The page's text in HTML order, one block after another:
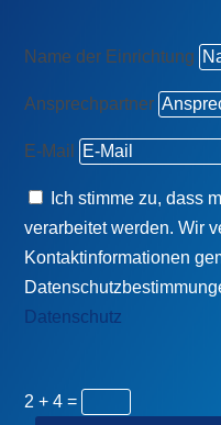
Name der Einrichtung
Ansprechpartner
E-Mail
Ich stimme zu, dass
verarbeitet werden. Wir
Kontaktinformationen
Datenschutz
2 + 4 =